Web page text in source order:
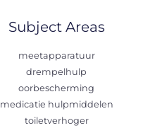
Subject Areas
meetapparatuur
drempelhulp
oorbescherming
medicatie hulpmiddelen
toiletverhoger